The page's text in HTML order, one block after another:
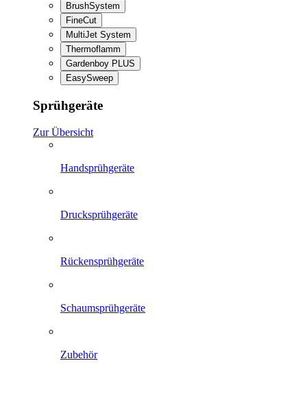
BrushSystem
FineCut
MultiJet System
Thermoflamm
Gardenboy PLUS
EasySweep
Sprühgeräte
Zur Übersicht
Handsprühgeräte
Drucksprühgeräte
Rückensprühgeräte
Schaumsprühgeräte
Zubehör